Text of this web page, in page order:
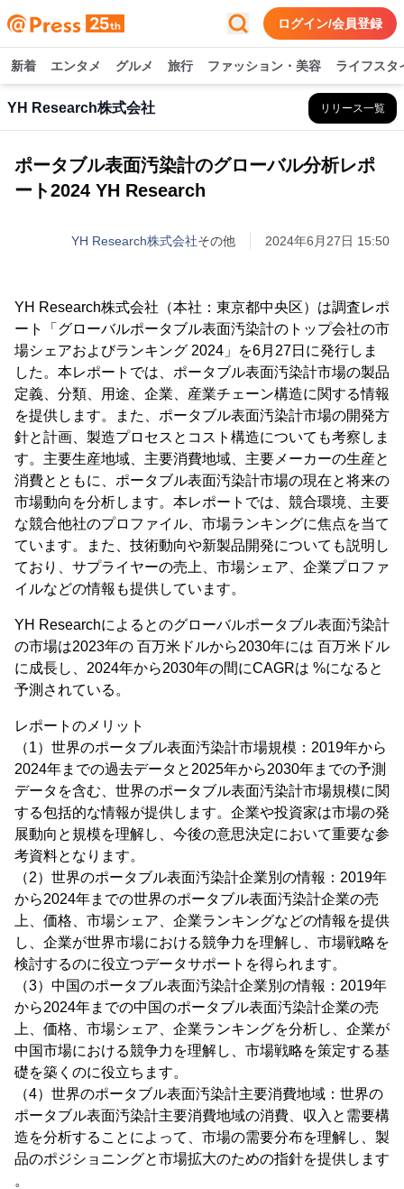
ログイン/会員登録
新着 エンタメ グルメ 旅行 ファッション・美容 ライフスタ
YH Research株式会社 リリース一覧
ポータブル表面汚染計のグローバル分析レポ
ート2024 YH Research
YH Research株式会社その他 2024年6月27日 15:50
YH Research株式会社（本社：東京都中央区）は調査レポ
ート「グローバルポータブル表面汚染計のトップ会社の市
場シェアおよびランキング 2024」を6月27日に発行しま
した。本レポートでは、ポータブル表面汚染計市場の製品
定義、分類、用途、企業、産業チェーン構造に関する情報
を提供します。また、ポータブル表面汚染計市場の開発方
針と計画、製造プロセスとコスト構造についても考察しま
す。主要生産地域、主要消費地域、主要メーカーの生産と
消費とともに、ポータブル表面汚染計市場の現在と将来の
市場動向を分析します。本レポートでは、競合環境、主要
な競合他社のプロファイル、市場ランキングに焦点を当て
ています。また、技術動向や新製品開発についても説明し
ており、サプライヤーの売上、市場シェア、企業プロファ
イルなどの情報も提供しています。
YH Researchによるとのグローバルポータブル表面汚染計
の市場は2023年の 百万米ドルから2030年には 百万米ドル
に成長し、2024年から2030年の間にCAGRは %になると
予測されている。
レポートのメリット
（1）世界のポータブル表面汚染計市場規模：2019年から
2024年までの過去データと2025年から2030年までの予測
データを含む、世界のポータブル表面汚染計市場規模に関
する包括的な情報が提供します。企業や投資家は市場の発
展動向と規模を理解し、今後の意思決定において重要な参
考資料となります。
（2）世界のポータブル表面汚染計企業別の情報：2019年
から2024年までの世界のポータブル表面汚染計企業の売
上、価格、市場シェア、企業ランキングなどの情報を提供
し、企業が世界市場における競争力を理解し、市場戦略を
検討するのに役立つデータサポートを得られます。
（3）中国のポータブル表面汚染計企業別の情報：2019年
から2024年までの中国のポータブル表面汚染計企業の売
上、価格、市場シェア、企業ランキングを分析し、企業が
中国市場における競争力を理解し、市場戦略を策定する基
礎を築くのに役立ちます。
（4）世界のポータブル表面汚染計主要消費地域：世界の
ポータブル表面汚染計主要消費地域の消費、収入と需要構
造を分析することによって、市場の需要分布を理解し、製
品のポジショニングと市場拡大のための指針を提供します
。